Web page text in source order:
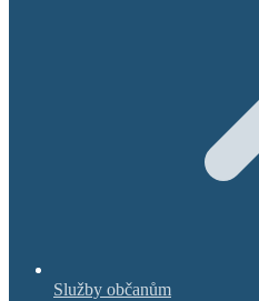
Služby občanům